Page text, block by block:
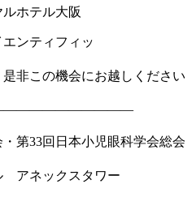
ホテル大阪
ンティフィッ
非この機会にお越しください
第33回日本小児眼科学会総会
アネックスタワー